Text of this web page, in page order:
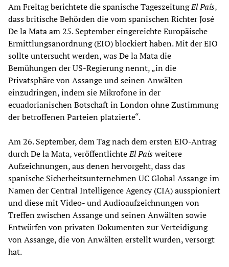
Am Freitag berichtete die spanische TageszeitungEl País,
dass britische Behörden die vom spanischen Richter José
De la Mata am 25. September eingereichte Europäische
Ermittlungsanordnung (EIO) blockiert haben. Mit der EIO
sollte untersucht werden, was De la Mata die
Bemühungen der US-Regierung nennt, „in die
Privatsphäre von Assange und seinen Anwälten
einzudringen, indem sie Mikrofone in der
ecuadorianischen Botschaft in London ohne Zustimmung
der betroffenen Parteien platzierte“.
Am 26. September, dem Tag nach dem ersten EIO-Antrag
durch De la Mata, veröffentlichteEl Paísweitere
Aufzeichnungen, aus denen hervorgeht, dass das
spanische Sicherheitsunternehmen UC Global Assange im
Namen der Central Intelligence Agency (CIA) ausspioniert
und diese mit Video- und Audioaufzeichnungen von
Treffen zwischen Assange und seinen Anwälten sowie
Entwürfen von privaten Dokumenten zur Verteidigung
von Assange, die von Anwälten erstellt wurden, versorgt
hat.